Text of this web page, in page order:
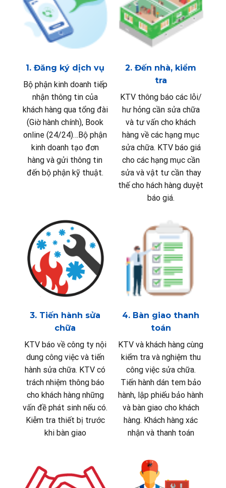
1. Đăng ký dịch vụ
Bộ phận kinh doanh tiếp
nhận thông tin của
khách hàng qua tổng đài
(Giờ hành chính), Book
online (24/24)…Bộ phận
kinh doanh tạo đơn
hàng và gửi thông tin
đến bộ phận kỹ thuật.
2. Đến nhà, kiểm
tra
KTV thông báo các lỗi/
hư hỏng cần sửa chữa
và tư vấn cho khách
hàng về các hạng mục
sửa chữa. KTV báo giá
cho các hạng mục cần
sửa và vật tư cần thay
thế cho hách hàng duyệt
báo giá.
3. Tiến hành sửa
chữa
KTV báo về công ty nội
dung công việc và tiến
hành sửa chữa. KTV có
trách nhiệm thông báo
cho khách hàng những
vấn đề phát sinh nếu có.
Kiễm tra thiết bị trước
khi bàn giao
4. Bàn giao thanh
toán
KTV và khách hàng cùng
kiểm tra và nghiệm thu
công việc sửa chữa.
Tiến hành dán tem bảo
hành, lập phiếu bảo hành
và bàn giao cho khách
hàng. Khách hàng xác
nhận và thanh toán